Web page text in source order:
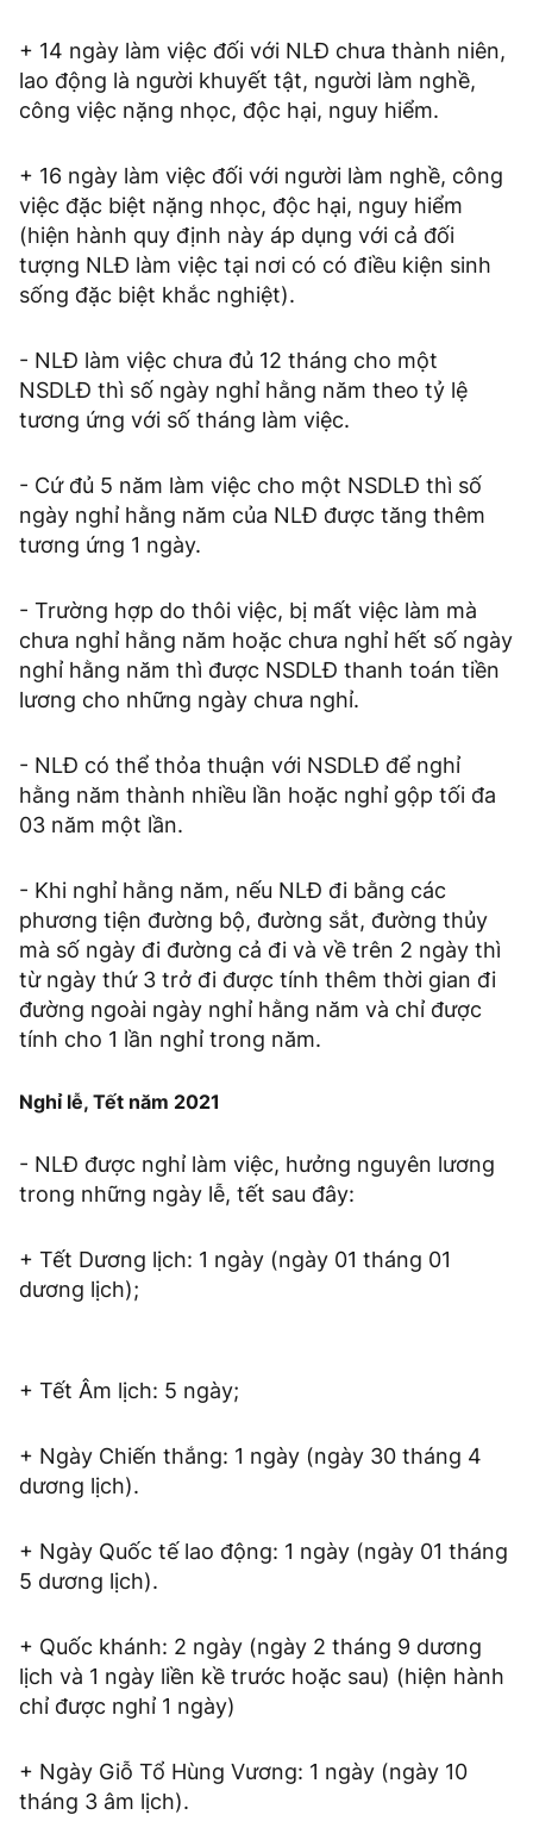
+ 14 ngày làm việc đối với NLĐ chưa thành niên,
lao động là người khuyết tật, người làm nghề,
công việc nặng nhọc, độc hại, nguy hiểm.
+ 16 ngày làm việc đối với người làm nghề, công
việc đặc biệt nặng nhọc, độc hại, nguy hiểm
(hiện hành quy định này áp dụng với cả đối
tượng NLĐ làm việc tại nơi có có điều kiện sinh
sống đặc biệt khắc nghiệt).
- NLĐ làm việc chưa đủ 12 tháng cho một
NSDLĐ thì số ngày nghỉ hằng năm theo tỷ lệ
tương ứng với số tháng làm việc.
- Cứ đủ 5 năm làm việc cho một NSDLĐ thì số
ngày nghỉ hằng năm của NLĐ được tăng thêm
tương ứng 1 ngày.
- Trường hợp do thôi việc, bị mất việc làm mà
chưa nghỉ hằng năm hoặc chưa nghỉ hết số ngày
nghỉ hằng năm thì được NSDLĐ thanh toán tiền
lương cho những ngày chưa nghỉ.
- NLĐ có thể thỏa thuận với NSDLĐ để nghỉ
hằng năm thành nhiều lần hoặc nghỉ gộp tối đa
03 năm một lần.
- Khi nghỉ hằng năm, nếu NLĐ đi bằng các
phương tiện đường bộ, đường sắt, đường thủy
mà số ngày đi đường cả đi và về trên 2 ngày thì
từ ngày thứ 3 trở đi được tính thêm thời gian đi
đường ngoài ngày nghỉ hằng năm và chỉ được
tính cho 1 lần nghỉ trong năm.
Nghỉ lễ, Tết năm 2021
- NLĐ được nghỉ làm việc, hưởng nguyên lương
trong những ngày lễ, tết sau đây:
+ Tết Dương lịch: 1 ngày (ngày 01 tháng 01
dương lịch);
+ Tết Âm lịch: 5 ngày;
+ Ngày Chiến thắng: 1 ngày (ngày 30 tháng 4
dương lịch).
+ Ngày Quốc tế lao động: 1 ngày (ngày 01 tháng
5 dương lịch).
+ Quốc khánh: 2 ngày (ngày 2 tháng 9 dương
lịch và 1 ngày liền kề trước hoặc sau) (hiện hành
chỉ được nghỉ 1 ngày)
+ Ngày Giỗ Tổ Hùng Vương: 1 ngày (ngày 10
tháng 3 âm lịch).